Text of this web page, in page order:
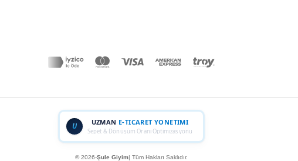
U UZMAN E-TICARET YONETIMI
Sepet & Dönüşüm Oranı Optimizasyonu
© 2026-Şule Giyim| Tüm Hakları Saklıdır.